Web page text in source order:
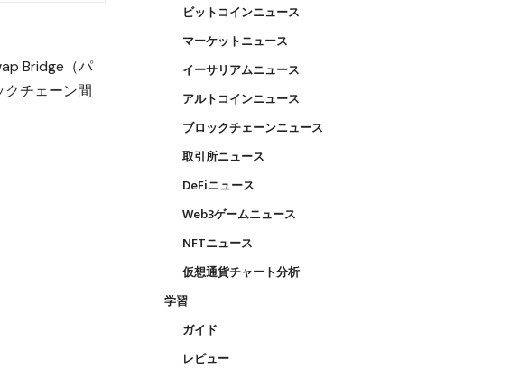
Bridge（パ
クチェーン間
ビットコインニュース
マーケットニュース
イーサリアムニュース
アルトコインニュース
ブロックチェーンニュース
取引所ニュース
DeFiニュース
Web3ゲームニュース
NFTニュース
仮想通貨チャート分析
学習
ガイド
レビュー